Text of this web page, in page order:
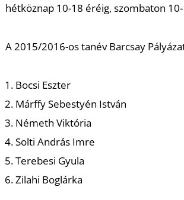
hétköznap 10-18 éréig, szombaton
A 2015/2016-os tanév Barcsay
Bocsi Eszter
Márffy Sebestyén István
Németh Viktória
Solti András Imre
Terebesi Gyula
Zilahi Boglárka